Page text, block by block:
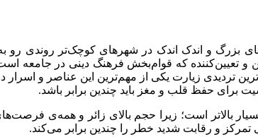
بزرگ و اندک اندک در شهرهای کوچک‌تر روندی رو
و تعیین‌کننده که قوام‌بخش فرهنگ دینی در جامعه
تردیدی زیارت یکی از مهم‌ترین این عناصر و
حفظ قلب و مغز باید چندین برابر باشد.
بالاتر است؛ زیرا حجم بالای زائر و همه‌ی
و رقابت شدید خطر را چندین برابر می‌کند.